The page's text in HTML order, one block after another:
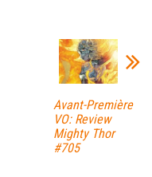
Avant-Première
VO: Review
Mighty Thor
#705